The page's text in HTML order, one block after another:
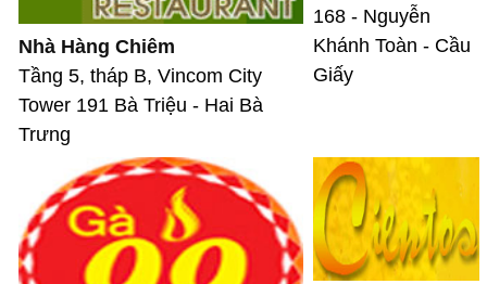
Nhà Hàng Chiêm
Tầng 5, tháp B, Vincom City
Tower 191 Bà Triệu - Hai Bà
Trưng
168 - Nguyễn
Khánh Toàn - Cầu
Giấy